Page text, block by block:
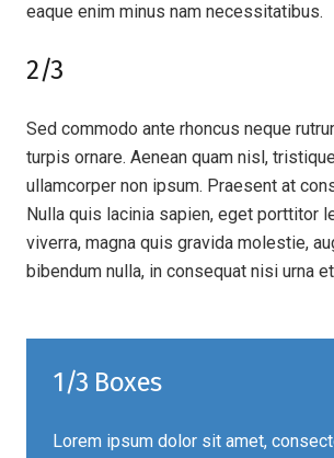
eaque enim minus nam necessitatibus.
2/3
Sed commodo ante rhoncus neque
turpis ornare. Aenean quam nisl,
ullamcorper non ipsum. Praesent at
Nulla quis lacinia sapien, eget porttitor
viverra, magna quis gravida molestie,
bibendum nulla, in consequat nisi urna
1/3 Boxes
Lorem ipsum dolor sit amet,